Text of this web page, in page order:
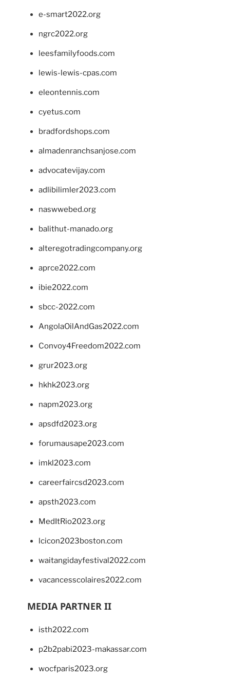
e-smart2022.org
ngrc2022.org
leesfamilyfoods.com
lewis-lewis-cpas.com
eleontennis.com
cyetus.com
bradfordshops.com
almadenranchsanjose.com
advocatevijay.com
adlibilimler2023.com
naswwebed.org
balithut-manado.org
alteregotradingcompany.org
aprce2022.com
ibie2022.com
sbcc-2022.com
AngolaOilAndGas2022.com
Convoy4Freedom2022.com
grur2023.org
hkhk2023.org
napm2023.org
apsdfd2023.org
forumausape2023.com
imkl2023.com
careerfaircsd2023.com
apsth2023.com
MedItRio2023.org
lcicon2023boston.com
waitangidayfestival2022.com
vacancesscolaires2022.com
MEDIA PARTNER II
isth2022.com
p2b2pabi2023-makassar.com
wocfparis2023.org